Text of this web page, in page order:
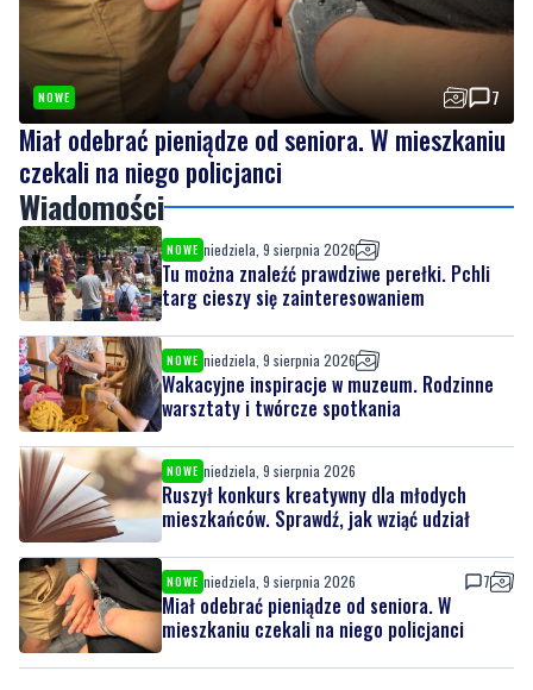
NOWE
Miał odebrać pieniądze od seniora. W mieszkaniu
czekali na niego policjanci
Wiadomości
niedziela, 9 sierpnia 2026
Tu można znaleźć prawdziwe perełki. Pchli
targ cieszy się zainteresowaniem
NOWE niedziela, 9 sierpnia 2026
Wakacyjne inspiracje w muzeum. Rodzinne
NOWE niedziela, 9 sierpnia 2026
Ruszył konkurs kreatywny dla młodych
NOWE niedziela, 9 sierpnia 2026
Miał odebrać pieniądze od seniora. W